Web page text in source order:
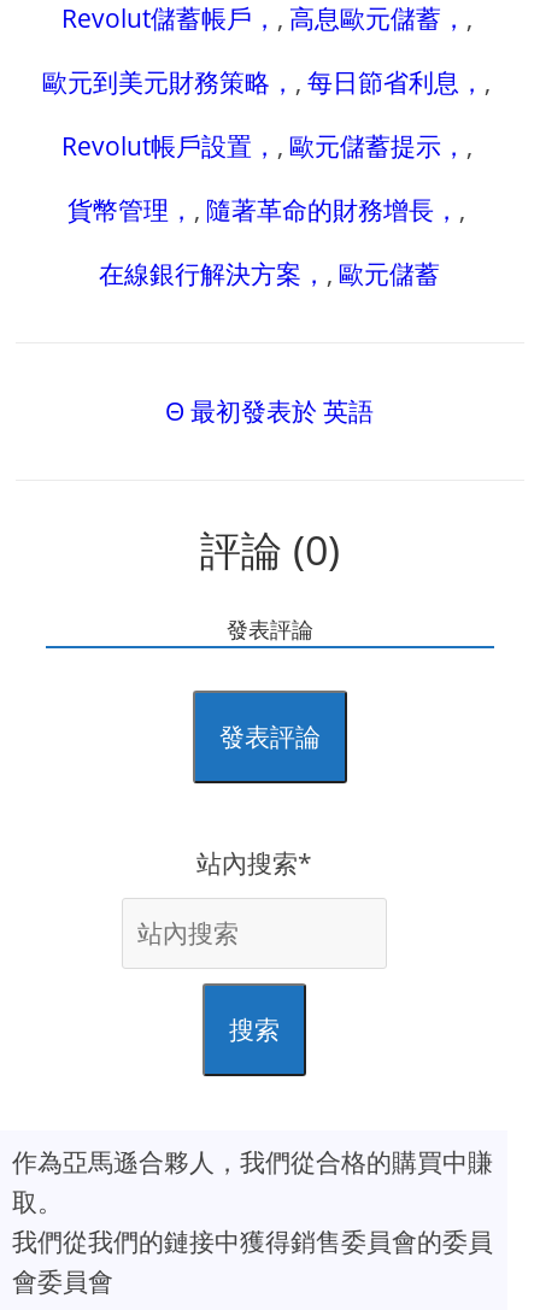
Revolut儲蓄帳戶， , 高息歐元儲蓄， ,
歐元到美元財務策略， ,每日節省利息， ,
Revolut帳戶設置， , 歐元儲蓄提示， ,
貨幣管理， , 隨著革命的財務增長， ,
在線銀行解決方案， ,歐元儲蓄
Θ 最初發表於 英語
評論 (0)
發表評論
發表評論
站內搜索*
搜索
作為亞馬遜合夥人，我們從合格的購買中賺
取。
我們從我們的鏈接中獲得銷售委員會的委員
會委員會